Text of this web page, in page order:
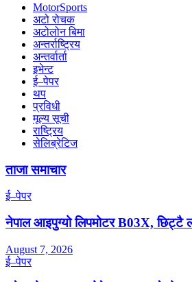
MotorSports
अटो रोचक
अटोलोन बिमा
अन्तर्राष्ट्रिय
अन्तर्वार्ता
इभेन्ट
ई–पेपर
थप
प्रविधी
मूल्य सूची
राष्ट्रिय
सेलिब्रेटिज
ताजा समाचार
ई–पेपर
नेपाल आइपुग्यो लिपमोटर B03X, छिट्टै
August 7, 2026
ई–पेपर